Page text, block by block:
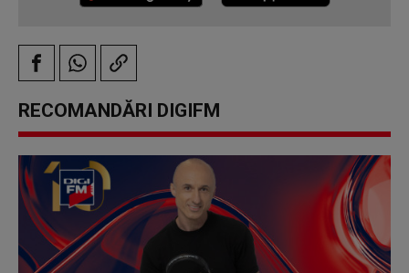
RECOMANDĂRI DIGIFM